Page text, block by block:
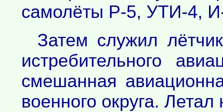
самолёты Р-5, УТИ-4,
Затем служил
истребительного
смешанная
военного округа.